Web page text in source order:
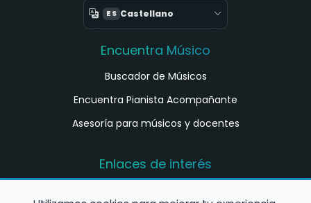
ES Castellano
Encuentra Músico
Buscador de Músicos
Encuentra Pianista Acompañante
Asesoría para músicos y docentes
Enlaces de interés